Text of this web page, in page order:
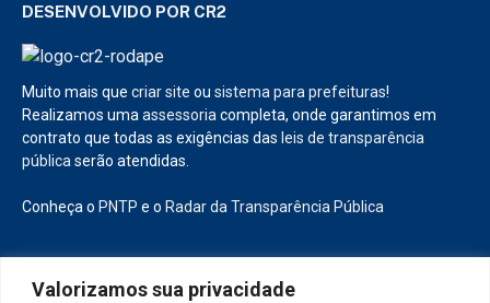
Valorizamos sua privacidade
DESENVOLVIDO POR CR2
Muito mais que criar site ou sistema para prefeituras!
Realizamos umaassessoriacompleta, onde garantimos em
contrato que todas as exigências das leis de transparência
públicaserão atendidas.
Conheça o PNTP e o Radar da Transparência Pública